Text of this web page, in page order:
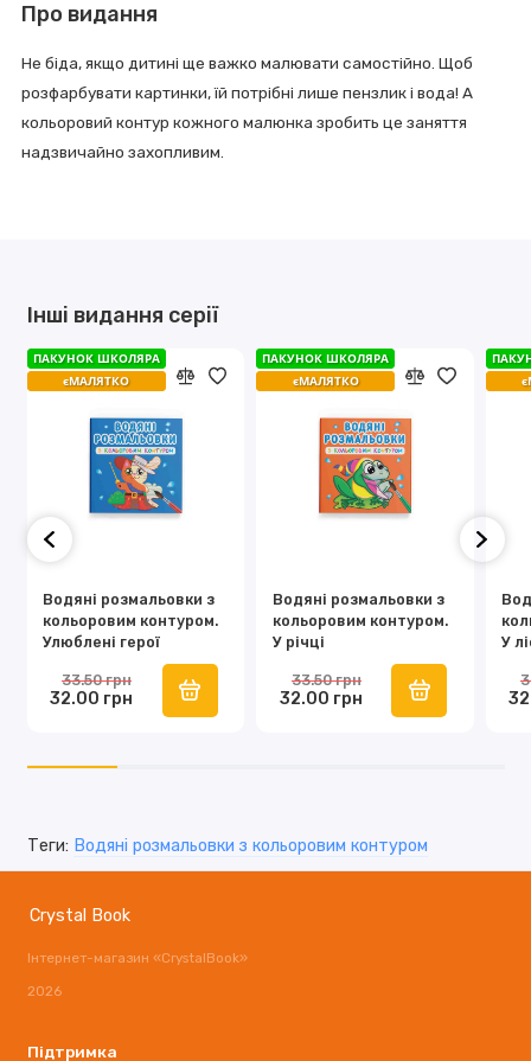
Про видання
Не біда, якщо дитині ще важко малювати самостійно. Щоб
розфарбувати картинки, їй потрібні лише пензлик і вода! А
кольоровий контур кожного малюнка зробить це заняття
надзвичайно захопливим.
Інші видання серії
Водяні розмальовки з
кольоровим контуром.
Улюблені герої
ПАКУНОК ШКОЛЯРА
єМАЛЯТКО
ПАКУНОК ШКОЛЯРА
єМАЛЯТКО
32.00 грн
33.50 грн
Водяні розмальовки з
кольоровим контуром.
У річці
ПАКУНОК ШКОЛЯРА
єМАЛЯТКО
ПАКУНОК ШКОЛЯРА
єМАЛЯТКО
32.00 грн
33.50 грн
У
Теги: Водяні розмальовки з кольоровим контуром
Crystal Book
Інтернет-магазин «CrystalBook»
2026
Підтримка